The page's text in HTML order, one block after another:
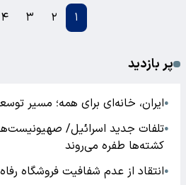
۱ ۲ ۳ ۴
پر بازدید
●ایران، خانه‌ای برای همه؛ مسیر
●تلفات جدید اسرائیل/
کشته‌ها طفره می‌روند
●انتقاد از عدم شفافیت فروشگاه